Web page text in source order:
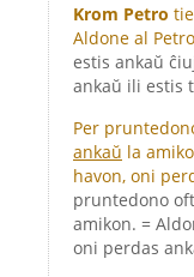
Krom Petro
Aldone al
estis ankaŭ
ankaŭ ili estis
Per
ankaŭ la
havon, oni
pruntedono
amikon. =
oni perdas